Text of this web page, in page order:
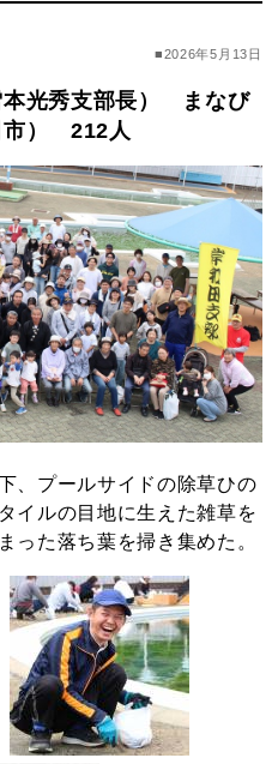
■2026年5月13日
本光秀支部長） まなび
市） 212人
、プールサイドの除草ひの
イルの目地に生えた雑草を
った落ち葉を掃き集めた。